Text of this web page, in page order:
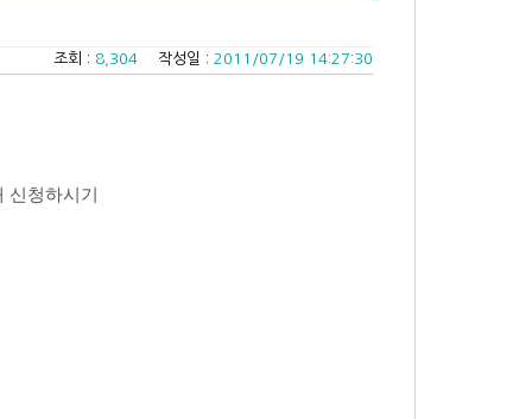
조회 : 8,304작성일 : 2011/07/19 14:27:30
청하시기